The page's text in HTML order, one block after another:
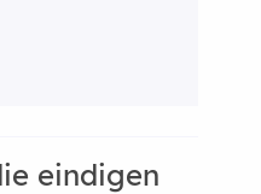
eindigen